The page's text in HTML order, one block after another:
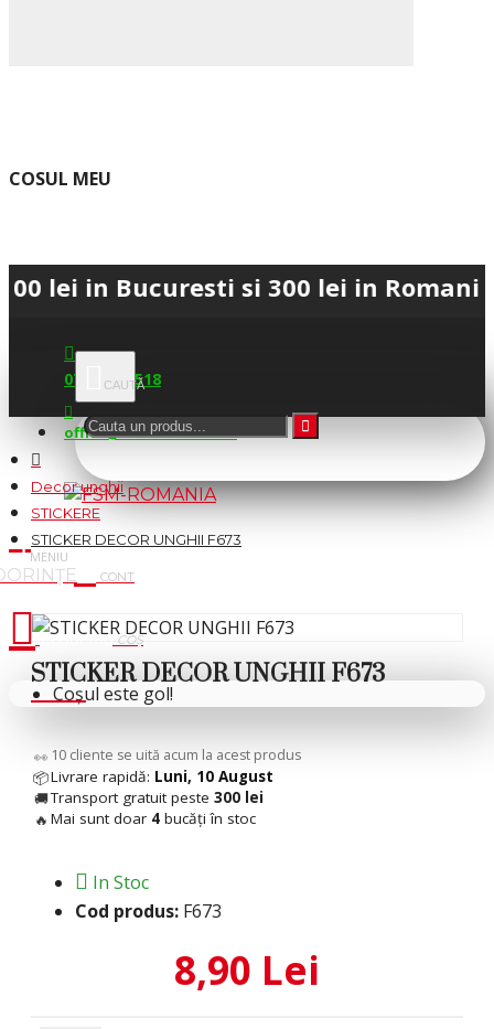
COSUL MEU
Bucuresti si 300 lei in Romania •
0745.677.518
office@fsm-romania.ro
Cosul tau
Coșul este gol!
Decor unghii
STICKERE
STICKER DECOR UNGHII F673
STICKER DECOR UNGHII F673
👀 9cliente se uită acum la acest produs
📦Livrare rapidă: Luni, 10 August
🚚Transport gratuit peste 300 lei
🔥 Mai sunt doar 4 bucăți în stoc
In Stoc
Cod produs: F673
8,90 Lei